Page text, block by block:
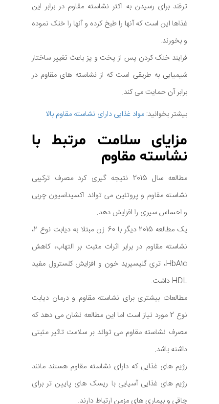
ترفند برای رسیدن به اکثر نشاسته مقاوم در برابر این
غذاها این است که آنها را طبخ کرده و آنها را خنک نموده
و بخورند.
فرایند خنک کردن پس از پخت و پز باعث تغییر ساختار
شیمیایی به طریقی است که از نشاسته های مقاوم در
برابر آن حمایت می کند.
بیشتر بخوانید: مواد غذایی دارای نشاسته مقاوم بالا
مزایای سلامت مرتبط با
نشاسته مقاوم
مطالعه سال 2015 نتیجه گیری کرد مصرف ترکیبی
نشاسته مقاوم و پروتئین می تواند اکسیداسیون چربی
و احساس سیری را افزایش دهد.
یک مطالعه 2015 دیگر با 60 زن مبتلا به دیابت نوع 2،
نشاسته مقاوم در برابر اثرات مثبت بر التهاب، کاهش
HbA1c، تری گلیسیرید خون و افزایش کلسترول مفید
HDL داشت.
مطالعات بیشتری برای نشاسته مقاوم و درمان دیابت
نوع 2 مورد نیاز است اما این مطالعه نشان می دهد که
مصرف نشاسته مقاوم می تواند بر سلامت تاثیر مثبتی
داشته باشد.
رژیم های غذایی که دارای نشاسته مقاوم هستند مانند
رژیم های غذایی آسیایی با ریسک های پایین تر برای
چاقی و بیماری های مزمن ارتباط دارند.